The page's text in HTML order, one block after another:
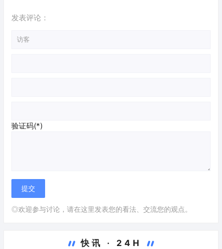
发表评论：
验证码(*)
◎欢迎参与讨论，请在这里发表您的看法、交流您的观点。
快讯 · 24H